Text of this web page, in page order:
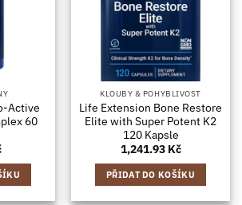
Active
60
KLOUBY & POHYBLIVOST
Life Extension Bone Restore
Elite with Super Potent K2
120 Kapsle
1,241.93 Kč
PŘIDAT DO KOŠÍKU